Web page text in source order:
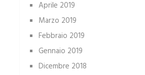
Aprile 2019
Marzo 2019
Febbraio 2019
Gennaio 2019
Dicembre 2018